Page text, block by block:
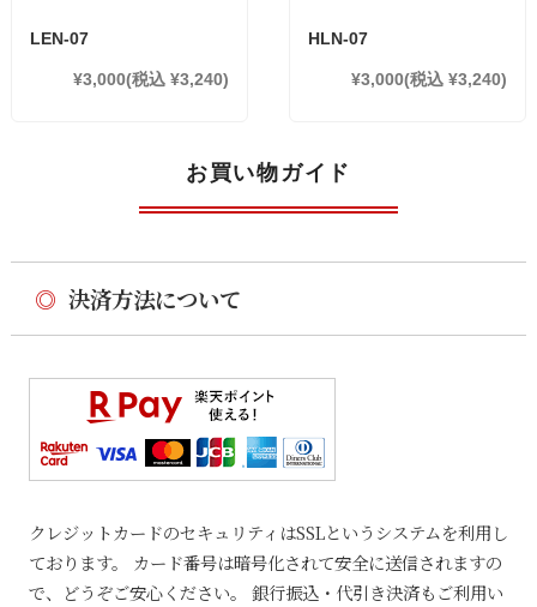
LEN-07
¥3,000(税込 ¥3,240)
HLN-07
¥3,000(税込 ¥3,240)
お買い物ガイド
◎ 決済方法について
クレジットカードのセキュリティはSSLというシステムを利用し
ております。 カード番号は暗号化されて安全に送信されますの
で、どうぞご安心ください。 銀行振込・代引き決済もご利用い